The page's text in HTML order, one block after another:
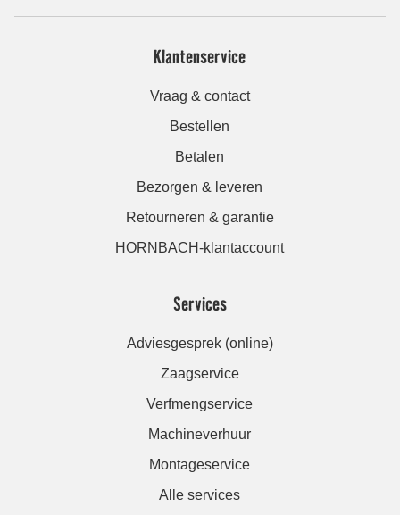
Klantenservice
Vraag & contact
Bestellen
Betalen
Bezorgen & leveren
Retourneren & garantie
HORNBACH-klantaccount
Services
Adviesgesprek (online)
Zaagservice
Verfmengservice
Machineverhuur
Montageservice
Alle services